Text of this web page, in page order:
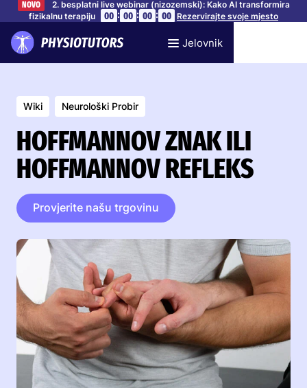
NOVO
2. besplatni live webinar (nizozemski): Kako AI transformira
fizikalnu terapiju
00 : 00 : 00 : 00 Rezervirajte svoje mjesto
Jelovnik
Wiki Neurološki Probir
HOFFMANNOV ZNAK ILI
HOFFMANNOV REFLEKS
Provjerite našu trgovinu